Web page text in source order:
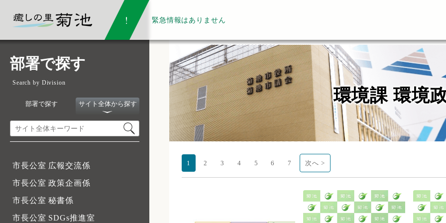
緊急情報はありません
部署で探す
Search by Division
部署で探す サイト全体から探す
市長公室 広報交流係
市長公室 政策企画係
市長公室 秘書係
市長公室 SDGs推進室
環境課 環境
1 2 3 4 5 6 7 次へ >